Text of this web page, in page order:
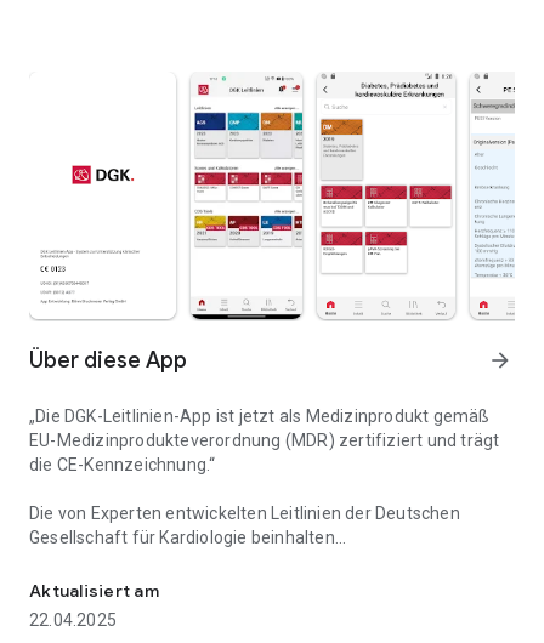
Über diese App arrow_forward
„Die DGK-Leitlinien-App ist jetzt als Medizinprodukt gemäß
EU-Medizinprodukteverordnung (MDR) zertifiziert und trägt
die CE-Kennzeichnung.“
Die von Experten entwickelten Leitlinien der Deutschen
Gesellschaft für Kardiologie beinhalten
auf den neuesten wissenschaftlichen Erkenntnissen
basieren.
Aktualisiert am
22.04.2025